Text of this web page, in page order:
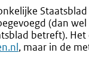
(dan
betreft).
, maar in de